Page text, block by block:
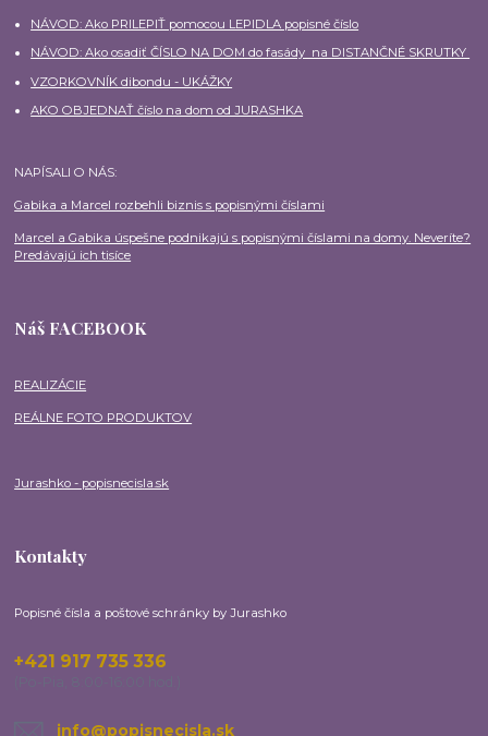
NÁVOD: Ako PRILEPIŤ pomocou LEPIDLA popisné číslo
NÁVOD: Ako osadiť ČÍSLO NA DOM do fasády na DISTANČNÉ SKRUTKY
VZORKOVNÍK dibondu - UKÁŽKY
AKO OBJEDNAŤ číslo na dom od JURASHKA
NAPÍSALI O NÁS:
Gabika a Marcel rozbehli biznis s popisnými číslami
Marcel a Gabika úspešne podnikajú s popisnými číslami na domy. Neveríte?
Predávajú ich tisíce
Náš FACEBOOK
REALIZÁCIE
REÁLNE FOTO PRODUKTOV
Jurashko - popisnecisla.sk
Kontakty
Popisné čísla a poštové schránky by Jurashko
+421 917 735 336
info@popisnecisla.sk